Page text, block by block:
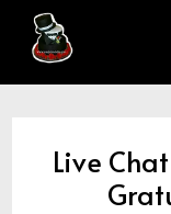
Live